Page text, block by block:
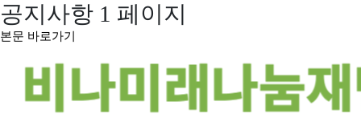
공지사항 1 페이지
본문 바로가기